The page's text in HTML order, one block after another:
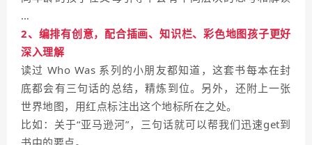
…
2、编排有创意，配合插画、知识栏、彩色地图孩子更好
深入理解
读过 Who Was 系列的小朋友都知道，这套书每本在封
底都会有三句话的总结，精炼到位。另外，还附上一张
世界地图，用红点标注出这个地标所在之处。
比如：关于“亚马逊河”，三句话就可以帮我们迅速get到